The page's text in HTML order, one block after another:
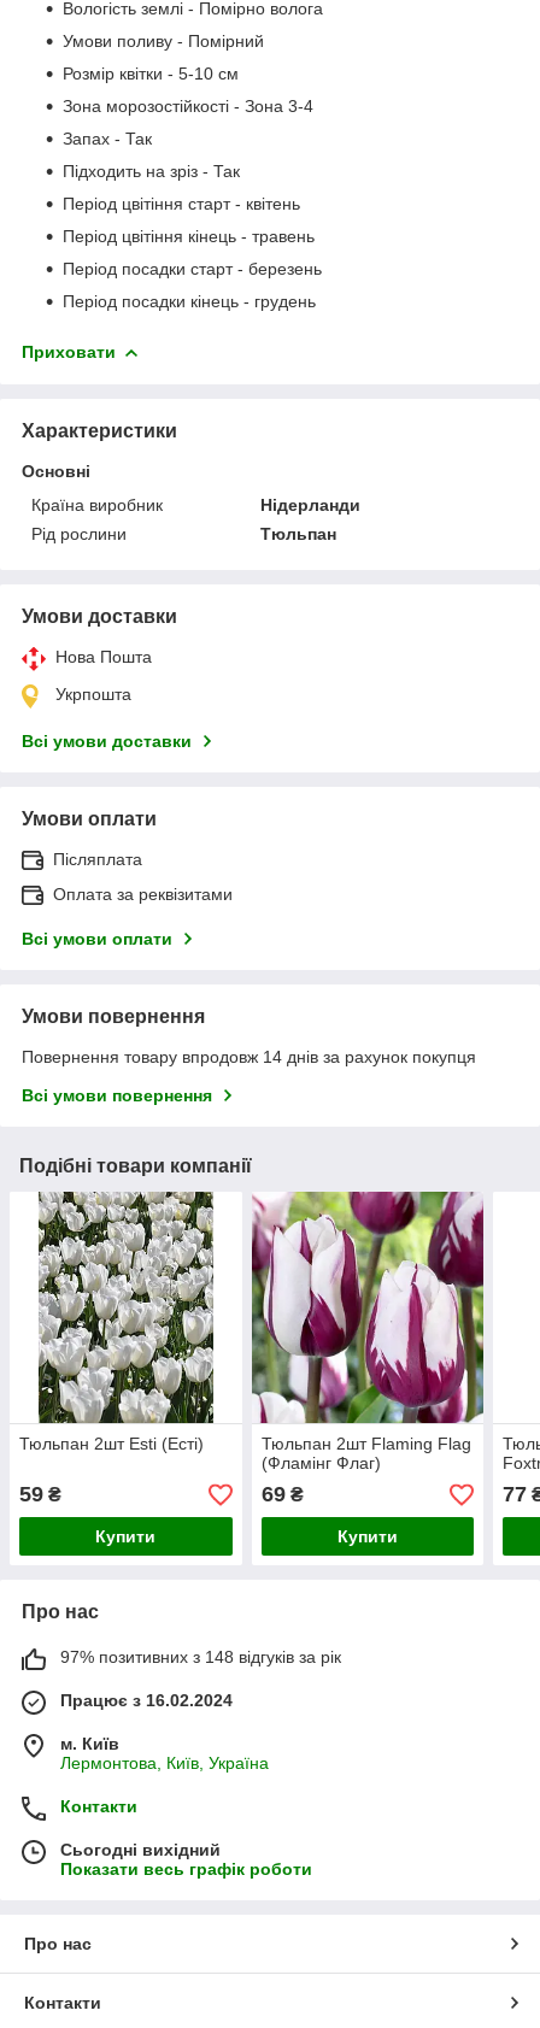
Вологість землі - Помірно волога
Умови поливу - Помірний
Розмір квітки - 5-10 см
Зона морозостійкості - Зона 3-4
Запах - Так
Підходить на зріз - Так
Період цвітіння старт - квітень
Період цвітіння кінець - травень
Період посадки старт - березень
Період посадки кінець - грудень
Приховати
Характеристики
Основні
Країна виробник
Нідерланди
Рід рослини
Тюльпан
Умови доставки
Нова Пошта
Укрпошта
Всі умови доставки
Умови оплати
Післяплата
Оплата за реквізитами
Всі умови оплати
Умови повернення
Повернення товару впродовж 14 днів за рахунок покупця
Всі умови повернення
Подібні товари компанії
Тюльпан 2шт Esti (Есті)
59 ₴
Купити
Тюльпан 2шт Flaming Flag
(Фламінг Флаг)
69₴
Купити
77
Про нас
97% позитивних з 148 відгуків за рік
Працює з 16.02.2024
м. Київ
Лермонтова, Київ, Україна
Контакти
Сьогодні вихідний
Показати весь графік роботи
Про нас
Контакти